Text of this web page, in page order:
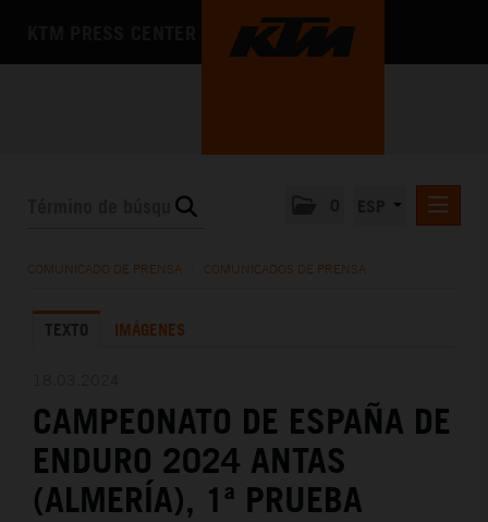
LA EMPRESA
COMUNICADO DE PRENSA COMUNICADOS DE PRENSA
TEXTO IMÁGENES
CAMPEONATO DE ESPAÑA DE
ENDURO 2024 ANTAS
(ALMERÍA), 1ª PRUEBA